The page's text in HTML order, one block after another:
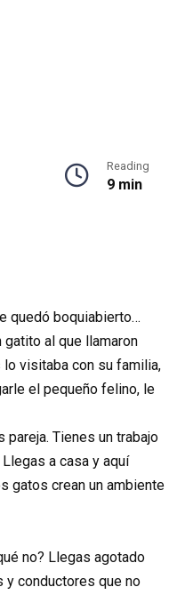
Reading
9 min
quedó boquiabierto…
gatito al que llamaron
lo visitaba con su familia,
el pequeño felino, le
Tienes un trabajo
a casa y aquí
gatos crean un ambiente
no? Llegas agotado
y conductores que no